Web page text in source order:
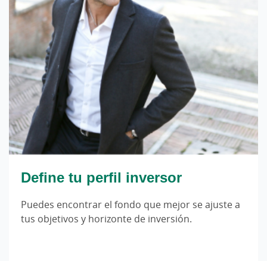
Define tu perfil inversor
Puedes encontrar el fondo que mejor se ajuste a
tus objetivos y horizonte de inversión.